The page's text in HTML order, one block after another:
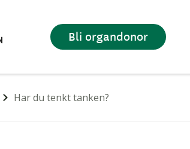
Bli organdonor
Har du tenkt tanken?